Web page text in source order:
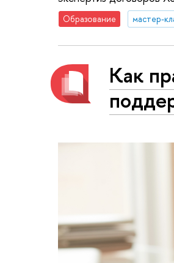
Образование мастер-
Как